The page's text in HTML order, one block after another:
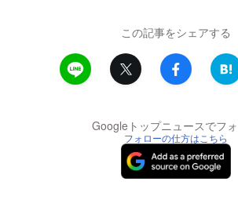
この記事をシェアする
Googleトップニュースでフ
フォローの仕方はこちら